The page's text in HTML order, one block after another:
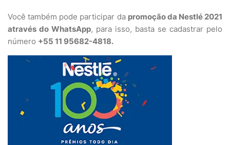
Você também pode participar da promoção da Nestlé 2021
através do WhatsApp, para isso, basta se cadastrar pelo
número +55 11 95682-4818.